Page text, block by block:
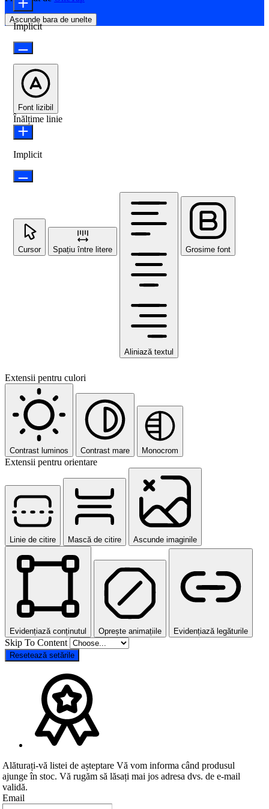
Ascunde bara de unelte
Implicit
Font lizibil
Înălțime linie
Implicit
Cursor Spațiu între litere
Aliniază textul
Grosime font
Extensii pentru culori
Contrast luminos Contrast mare Monocrom
Extensii pentru orientare
Linie de citire Mască de citire Ascunde imaginile
Evidențiază conținutul Oprește animațiile Evidențiază legăturile
Skip To Content
Resetează setările
Alăturați-vă listei de așteptare Vă vom informa când produsul
ajunge în stoc. Vă rugăm să lăsați mai jos adresa dvs. de e-mail
validă.
Email